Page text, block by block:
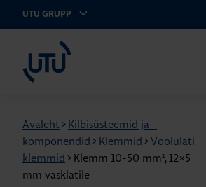
UTU GRUPP
Avaleht > Kilbisüsteemid ja -
komponendid > Klemmid >Voolulati
klemmid > Klemm 10-50 mm², 12×5
mm vasklatile